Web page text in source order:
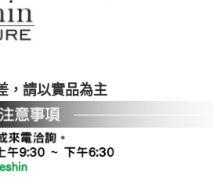
，請以實品為主
)、(日)兩天收送貨
宜蘭、 花蓮、台東、金門、馬祖、澎
有些許誤差值(約正負0.5CM) 詳細
破壞，恕無法辦理退換貨。
請見諒！
年限，因客人使用習慣、居家環境
需由消費者自行吸收(另事先與消費